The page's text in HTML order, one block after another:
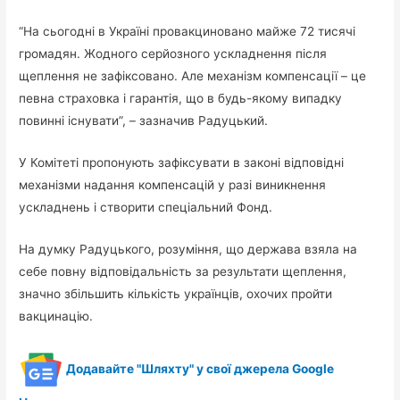
“На сьогодні в Україні провакциновано майже 72 тисячі
громадян. Жодного серйозного ускладнення після
щеплення не зафіксовано. Але механізм компенсації – це
певна страховка і гарантія, що в будь-якому випадку
повинні існувати”, – зазначив Радуцький.
У Комітеті пропонують зафіксувати в законі відповідні
механізми надання компенсацій у разі виникнення
ускладнень і створити спеціальний Фонд.
На думку Радуцького, розуміння, що держава взяла на
себе повну відповідальність за результати щеплення,
значно збільшить кількість українців, охочих пройти
вакцинацію.
Додавайте "Шляхту" у свої джерела Google